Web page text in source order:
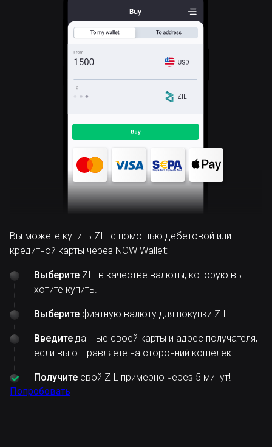
ZIL
Вы можете купить ZIL с помощью дебетовой или
кредитной карты через NOW Wallet:
Выберите ZIL в качестве валюты, которую вы
хотите купить.
Выберите фиатную валюту для покупки ZIL.
Введите данные своей карты и адрес получателя,
если вы отправляете на сторонний кошелек.
Получите свой ZIL примерно через 5 минут!
Попробовать